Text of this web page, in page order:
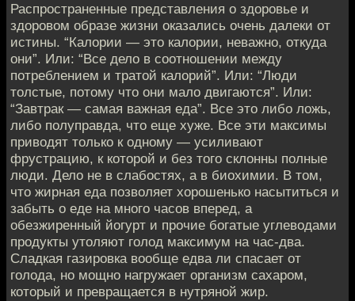
Распространенные представления о здоровье и
здоровом образе жизни оказались очень далеки от
истины. “Калории — это калории, неважно, откуда
они”. Или: “Все дело в соотношении между
потреблением и тратой калорий”. Или: “Люди
толстые, потому что они мало двигаются”. Или:
“Завтрак — самая важная еда”. Все это либо ложь,
либо полуправда, что еще хуже. Все эти максимы
приводят только к одному — усиливают
фрустрацию, к которой и без того склонны полные
люди. Дело не в слабостях, а в биохимии. В том,
что жирная еда позволяет хорошенько насытиться и
забыть о еде на много часов вперед, а
обезжиренный йогурт и прочие богатые углеводами
продукты утоляют голод максимум на час-два.
Сладкая газировка вообще едва ли спасает от
голода, но мощно нагружает организм сахаром,
который и превращается в нутряной жир.